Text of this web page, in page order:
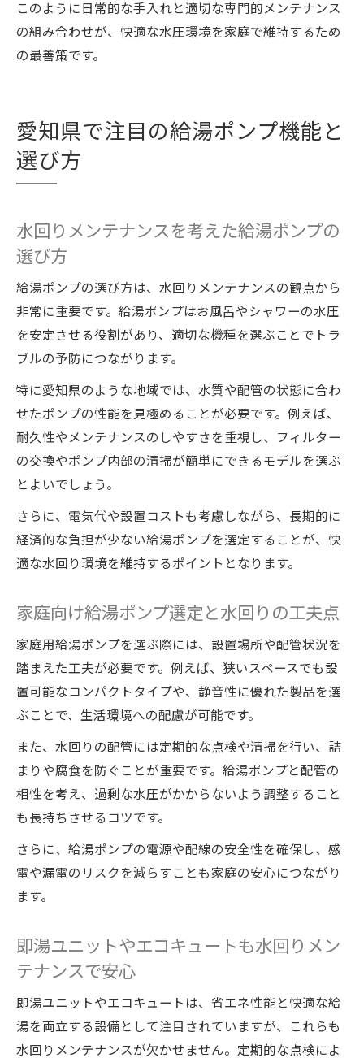
このように日常的な手入れと適切な専門的メンテナンス
の組み合わせが、快適な水圧環境を家庭で維持するため
の最善策です。
愛知県で注目の給湯ポンプ機能と
選び方
水回りメンテナンスを考えた給湯ポンプの
選び方
給湯ポンプの選び方は、水回りメンテナンスの観点から
非常に重要です。給湯ポンプはお風呂やシャワーの水圧
を安定させる役割があり、適切な機種を選ぶことでトラ
ブルの予防につながります。
特に愛知県のような地域では、水質や配管の状態に合わ
せたポンプの性能を見極めることが必要です。例えば、
耐久性やメンテナンスのしやすさを重視し、フィルター
の交換やポンプ内部の清掃が簡単にできるモデルを選ぶ
とよいでしょう。
さらに、電気代や設置コストも考慮しながら、長期的に
経済的な負担が少ない給湯ポンプを選定することが、快
適な水回り環境を維持するポイントとなります。
家庭向け給湯ポンプ選定と水回りの工夫点
家庭用給湯ポンプを選ぶ際には、設置場所や配管状況を
踏まえた工夫が必要です。例えば、狭いスペースでも設
置可能なコンパクトタイプや、静音性に優れた製品を選
ぶことで、生活環境への配慮が可能です。
また、水回りの配管には定期的な点検や清掃を行い、詰
まりや腐食を防ぐことが重要です。給湯ポンプと配管の
相性を考え、過剰な水圧がかからないよう調整すること
も長持ちさせるコツです。
さらに、給湯ポンプの電源や配線の安全性を確保し、感
電や漏電のリスクを減らすことも家庭の安心につながり
ます。
即湯ユニットやエコキュートも水回りメン
テナンスで安心
即湯ユニットやエコキュートは、省エネ性能と快適な給
湯を両立する設備として注目されていますが、これらも
水回りメンテナンスが欠かせません。定期的な点検によ